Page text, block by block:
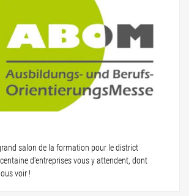
salon de la formation pour le district
d'entreprises vous y attendent, dont
voir !